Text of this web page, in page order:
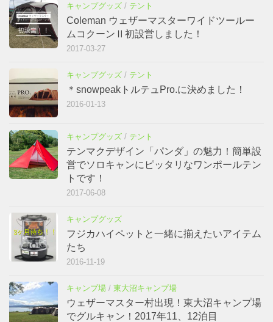
キャンプグッズ / テント
Coleman ウェザーマスターワイドツールー
ムコクーンⅡ初設営しました！
2017-03-27
キャンプグッズ / テント
＊snowpeakトルテュPro.に決めました！
2016-01-13
キャンプグッズ / テント
テンマクデザイン「パンダ」の魅力！簡単設
営でソロキャンにピッタリなワンポールテン
トです！
2017-06-08
キャンプグッズ
フジカハイペットと一緒に揃えたいアイテム
たち
2016-11-19
キャンプ場 / 東大沼キャンプ場
ウェザーマスター村出現！東大沼キャンプ場
でグルキャン！2017年11、12泊目